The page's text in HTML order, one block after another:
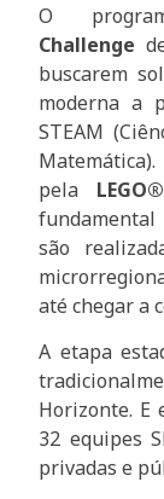
O
Challenge
buscarem
moderna a
STEAM
pela
são
até chegar a
A etapa
Horizonte. E
32 equipes
privadas e